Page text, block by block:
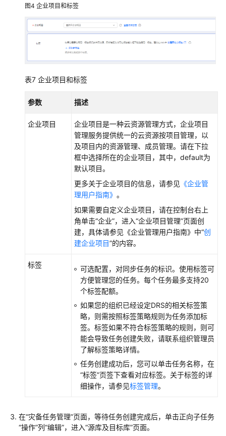
图4 企业项目和标签
表7 企业项目和标签
参数 描述
企业项目
企业项目是一种云资源管理方式，企业项目
管理服务提供统一的云资源按项目管理，以
及项目内的资源管理、成员管理。请在下拉
框中选择所在的企业项目，其中，default为
默认项目。
更多关于企业项目的信息，请参见 《企业管
理用户指南》 。
如果需要自定义企业项目，请在控制台右上
角单击“企业”，进入“企业项目管理”页面创
建，具体请参见《企业管理用户指南》中“创
建企业项目”的内容。
标签
可选配置，对同步任务的标识。使用标签可
方便管理您的任务。每个任务最多支持20
个标签配额。
如果您的组织已经设定DRS的相关标签策
略，则需按照标签策略规则为任务添加标
签。标签如果不符合标签策略的规则，则可
能会导致任务创建失败，请联系组织管理员
了解标签策略详情。
任务创建成功后，您可以单击任务名称，在
“标签”页签下查看对应标签。关于标签的详
细操作，请参见标签管理。
在“灾备任务管理”页面，等待任务创建完成后，单击正向子任务
“操作”列“编辑”，进入“源库及目标库”页面。